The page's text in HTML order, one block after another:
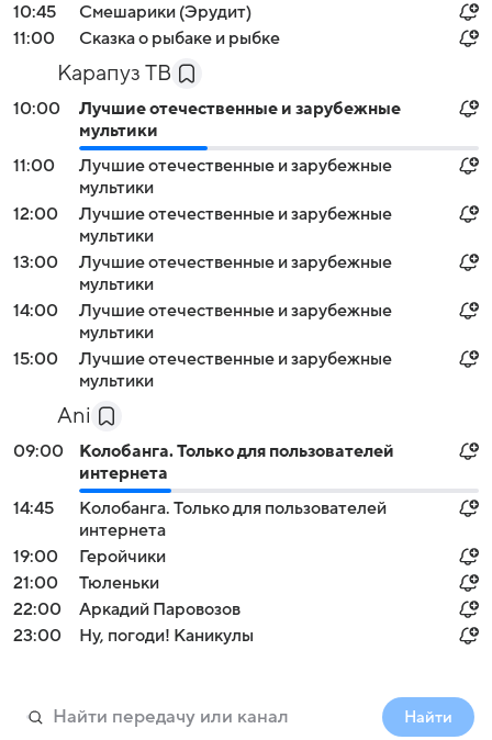
10:45
Смешарики (Эрудит)
11:00
Сказка о рыбаке и рыбке
Карапуз ТВ
10:00
Лучшие отечественные и зарубежные
мультики
11:00
Лучшие отечественные и зарубежные
мультики
12:00
Лучшие отечественные и зарубежные
мультики
13:00
Лучшие отечественные и зарубежные
мультики
14:00
Лучшие отечественные и зарубежные
мультики
15:00
Лучшие отечественные и зарубежные
мультики
Ani
09:00
Колобанга. Только для пользователей
интернета
14:45
Колобанга. Только для пользователей
интернета
19:00
Геройчики
21:00
Тюленьки
22:00
Аркадий Паровозов
23:00
Ну, погоди! Каникулы
Найти